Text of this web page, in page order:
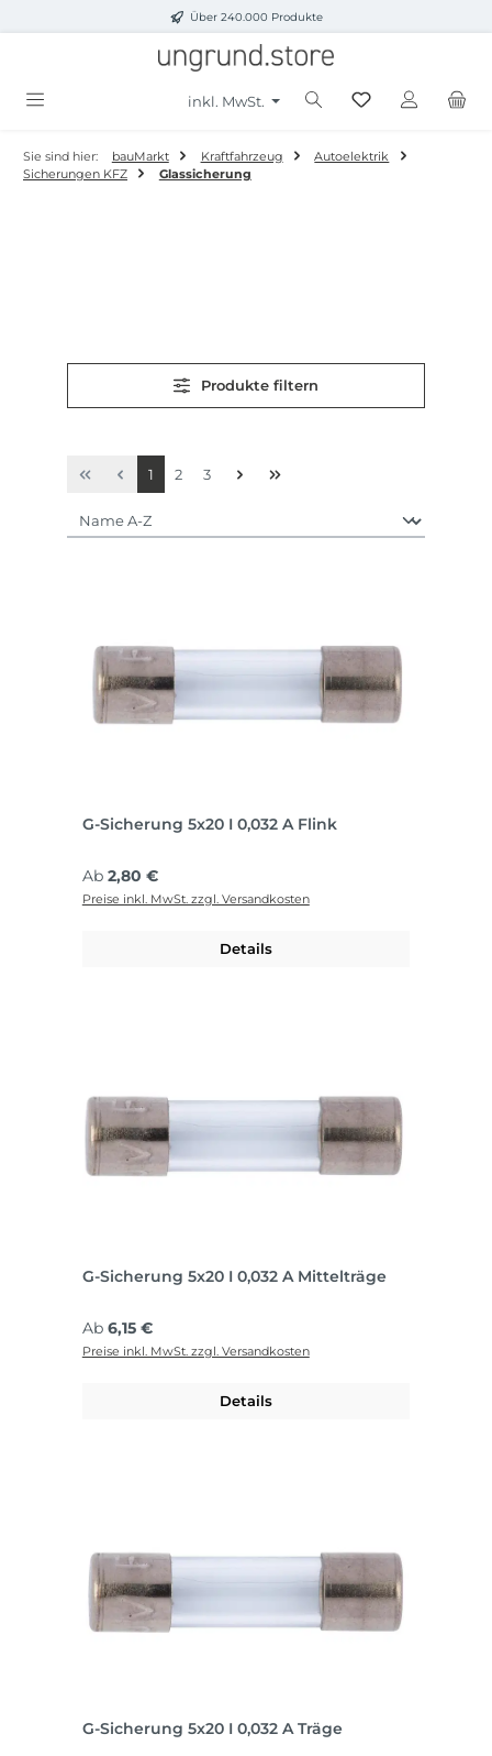
Zum Hauptinhalt springenÜber 240.000 Produkte
inkl. MwSt.
Sie sind hier: bauMarkt Kraftfahrzeug
Autoelektrik
Sicherungen KFZ
Glassicherung
Produkte filtern
Seite
1 Seite
2 Seite
3
G-Sicherung 5x20 I 0,032 A Flink
Regulärer Preis:
Ab 2,80 €
Preise inkl. MwSt. zzgl. Versandkosten
Details
G-Sicherung 5x20 I 0,032 A Mittelträge
Regulärer Preis:
Ab 6,15 €
Preise inkl. MwSt. zzgl. Versandkosten
Details
G-Sicherung 5x20 I 0,032 A Träge